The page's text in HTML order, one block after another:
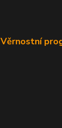
Věrnostní